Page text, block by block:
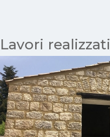
Lavori realizzati